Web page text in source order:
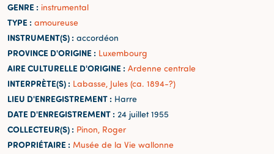
GENRE : instrumental
TYPE : amoureuse
INSTRUMENT(S) : accordéon
PROVINCE D'ORIGINE : Luxembourg
AIRE CULTURELLE D'ORIGINE : Ardenne centrale
INTERPRÈTE(S) : Labasse, Jules (ca. 1894-?)
LIEU D'ENREGISTREMENT : Harre
DATE D'ENREGISTREMENT : 24 juillet 1955
COLLECTEUR(S) : Pinon, Roger
PROPRIÉTAIRE : Musée de la Vie wallonne